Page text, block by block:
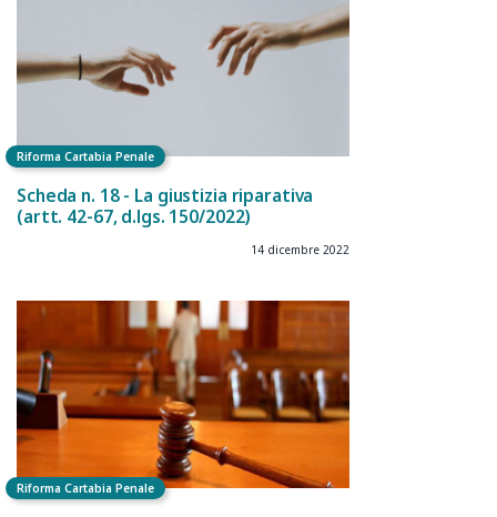
Riforma Cartabia Penale
Scheda n. 18 - La giustizia riparativa
(artt. 42-67, d.lgs. 150/2022)
14 dicembre 2022
Riforma Cartabia Penale